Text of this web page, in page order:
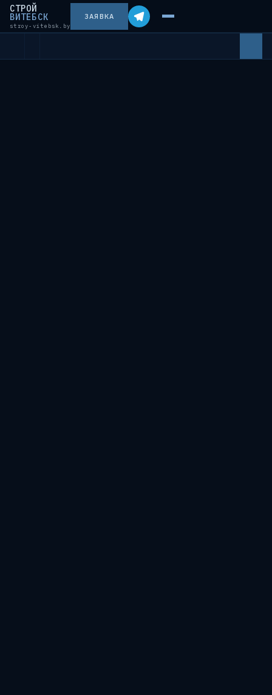
СТРОЙ
ВИТЕБСК
stroy-vitebsk.by
ЗАЯВКА